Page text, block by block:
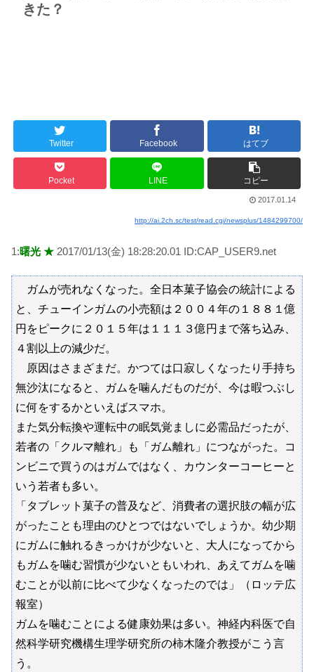
きた？
Twitter Facebook はてブ
Pocket LINE コピー
2017.01.14
http://ai.2ch.sc/test/read.cgi/newsplus/1484299700/
1:曙光 ★ 2017/01/13(金) 18:28:20.01 ID:CAP_USER9.net
ガムが売れなくなった。全日本菓子協会の統計による
と、チューインガムの小売額は２００４年の１８８１億
円をピークに２０１５年は１１１３億円まで落ち込み、
４割以上の減少だ。
原因はさまざまだ。かつては口寂しくなったり手持ち
無沙汰になると、ガムを噛んだものだが、今は暇つぶし
に何をするかといえばスマホ。
また気分転換や運転中の眠気覚ましに必需品だったが、
若者の「クルマ離れ」も「ガム離れ」につながった。コ
ンビニで買うのはガムではなく、カウンターコーヒーと
いう若者も多い。
「タブレット菓子の普及など、消費者の選択肢の幅が広
がったことも理由のひとつではないでしょうか。幼少期
にガムに触れるきっかけが少ないと、大人になってから
もガムを噛む習慣が少ないともいわれ、あえてガムを噛
むことが以前に比べて少なくなったのでは」（ロッテ広
報室）
ガムを噛むことによる健康効果は多い。神経内科医で自
然科学研究機構生理学研究所の柿木隆介教授がこう言
う。